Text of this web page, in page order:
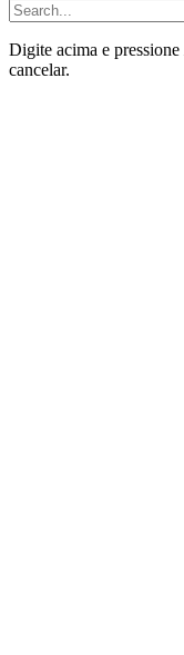
Digite acima e pressione
cancelar.